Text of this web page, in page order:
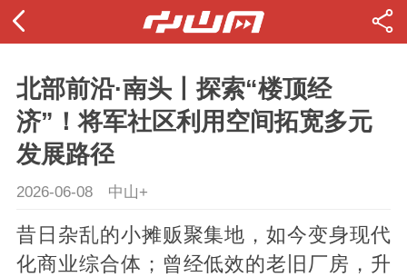
北部前沿·南头丨探索“楼顶经
济”！将军社区利用空间拓宽多元
发展路径
2026-06-08 中山+
昔日杂乱的小摊贩聚集地，如今变身现代
化商业综合体；曾经低效的老旧厂房，升